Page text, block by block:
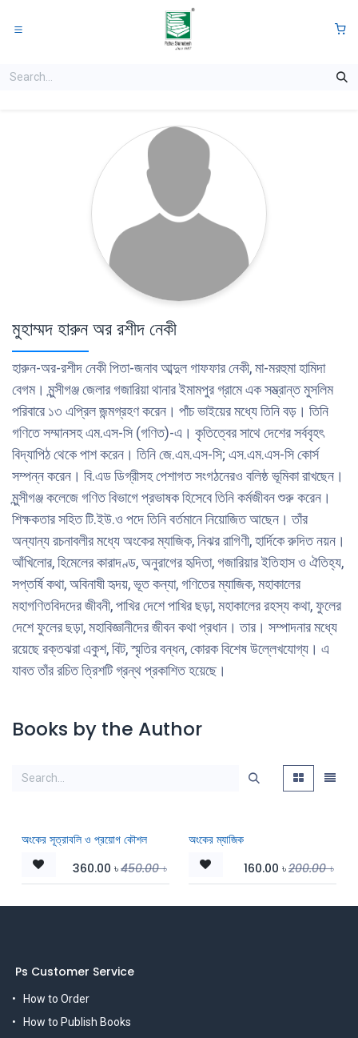
মুহাম্মদ হারুন অর রশীদ নেকী
হারুন-অর-রশীদ নেকী পিতা-জনাব আব্দুল গাফফার নেকী, মা-মরহুমা হামিদা
বেগম। মুন্সীগঞ্জ জেলার গজারিয়া থানার ইমামপুর গ্রামে এক সম্ভ্রান্ত মুসলিম
পরিবারে ১৩ এপ্রিল জন্মগ্রহণ করেন। পাঁচ ভাইয়ের মধ্যে তিনি বড়। তিনি
গণিতে সম্মানসহ এম.এস-সি (গণিত)-এ। কৃতিত্বের সাথে দেশের সর্ববৃহৎ
বিদ্যাপিঠ থেকে পাশ করেন। তিনি জে.এম.এস-সি; এস.এম.এস-সি কোর্স
সম্পন্ন করেন। বি.এড ডিগ্রীসহ পেশাগত সংগঠনেরও বলিষ্ঠ ভূমিকা রাখছেন।
মুন্সীগঞ্জ কলেজে গণিত বিভাগে প্রভাষক হিসেবে তিনি কর্মজীবন শুরু করেন।
শিক্ষকতার সহিত টি.ইউ.ও পদে তিনি বর্তমানে নিয়ােজিত আছেন। তাঁর
অন্যান্য রচনাবলীর মধ্যে অংকের ম্যাজিক, নিঝর রাগিণী, হার্দিকে রুদিত নয়ন।
আঁখিলাের, হিমেলের কারাদণ্ড, অনুরাগের হৃদিতা, গজারিয়ার ইতিহাস ও ঐতিহ্য,
সপ্তর্ষি কথা, অবিনাষী হৃদয়, ভূত কন্যা, গণিতের ম্যাজিক, মহাকালের
মহাগণিতবিদদের জীবনী, পাখির দেশে পাখির ছড়া, মহাকালের রহস্য কথা, ফুলের
দেশে ফুলের ছড়া, মহাবিজ্ঞানীদের জীবন কথা প্রধান। তার। সম্পাদনার মধ্যে
রয়েছে রক্তঝরা একুশ, বিট, স্মৃতির বন্ধন, কোরক বিশেষ উল্লেখযােগ্য। এ
যাবত তাঁর রচিত ত্রিশটি গ্রন্থ প্রকাশিত হয়েছে।
Books by the Author
অংকের সূত্রাবলি ও প্রয়োগ কৌশল
360.00 ৳450.00৳
অংকের ম্যাজিক
160.00 ৳200.00৳
Ps Customer Service
How to Order
How to Publish Books